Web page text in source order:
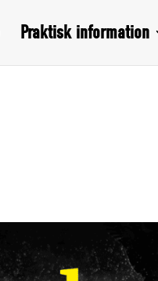
Praktisk information